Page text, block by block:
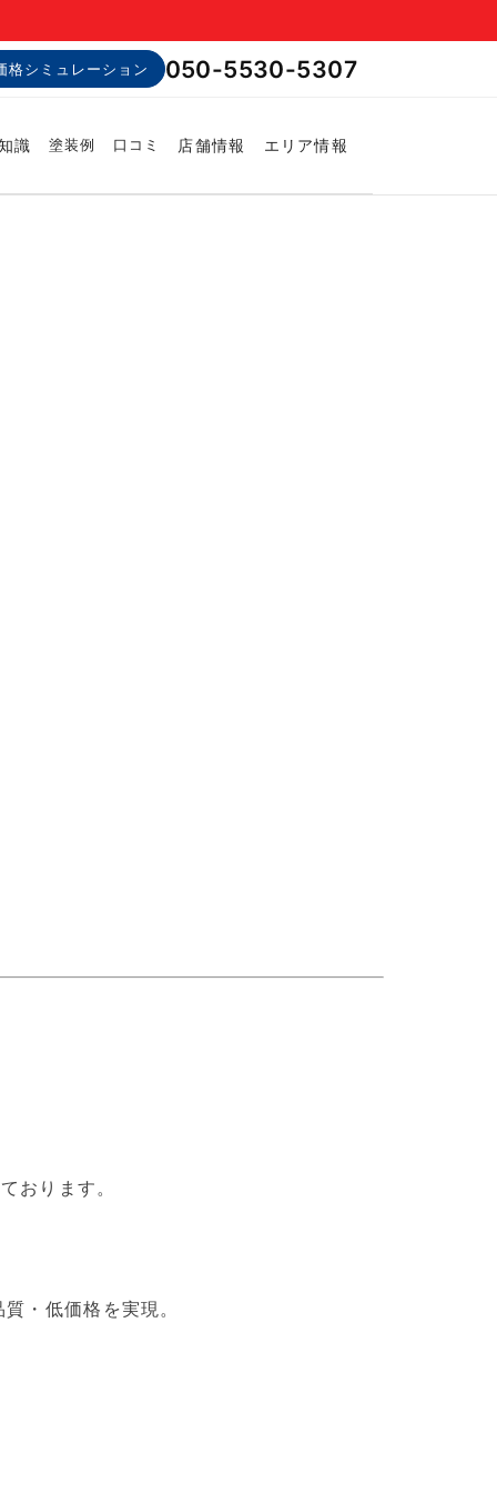
格シミュレーション 050-5530-5307
識 塗装例 口コミ 店舗情報 エリア情報
おります。
・低価格を実現。